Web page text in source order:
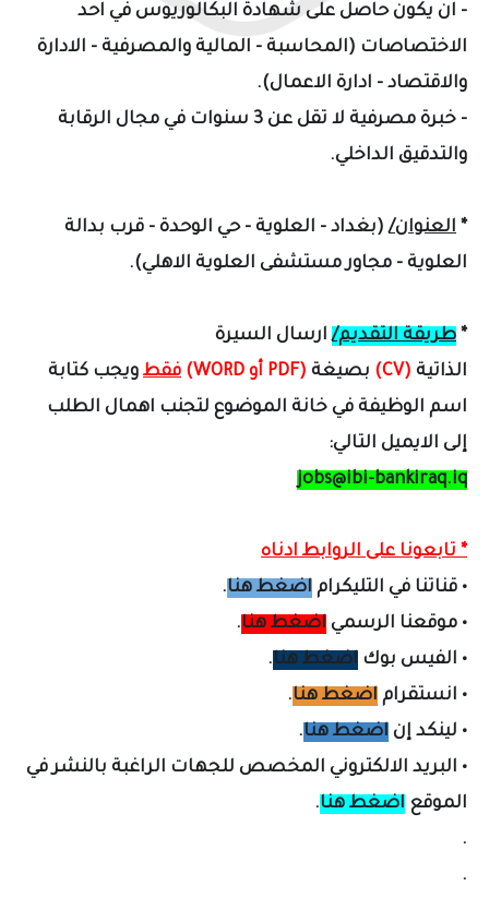
- ان يكون حاصل على شهادة البكالوريوس في احد
الاختصاصات (المحاسبة - المالية والمصرفية - الادارة
والاقتصاد - ادارة الاعمال).
- خبرة مصرفية لا تقل عن 3 سنوات في مجال الرقابة
والتدقيق الداخلي.
* العنوان/(بغداد - العلوية - حي الوحدة - قرب بدالة
العلوية - مجاور مستشفى العلوية الاهلي).
* طريقة التقديم/ارسال السيرة
الذاتية (CV) بصيغة (PDF أو WORD) فقط ويجب كتابة
اسم الوظيفة في خانة الموضوع لتجنب اهمال الطلب
إلى الايميل التالي:
jobs@ibi-bankiraq.iq
* تابعونا على الروابط ادناه
• قناتنا في التليكرام اضغط هنا.
• موقعنا الرسمي اضغط هنا.
• الفيس بوك اضغط هنا.
• انستقرام اضغط هنا.
• لينكد إن اضغط هنا.
• البريد الالكتروني المخصص للجهات الراغبة بالنشر في
الموقع اضغط هنا.
.
.